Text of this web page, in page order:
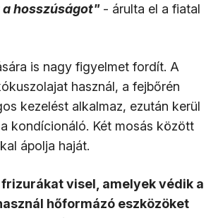
hosszúságot" - árulta el a fiatal
is nagy figyelmet fordít. A
használ, a fejbőrén
kezelést alkalmaz, ezután kerül
kondícionáló. Két mosás között
ápolja haját.
visel, amelyek védik a
hőformázó eszközöket